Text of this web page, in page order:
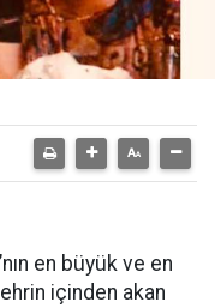
en büyük ve en
içinden akan